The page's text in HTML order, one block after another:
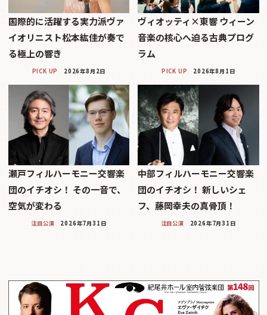
国際的に活躍する実力派ヴァ
イオリニスト松本紘佳が奏で
る極上の響き
PICK UP 2026年8月2日
ヴィオッティ×東響 ウィーン
音楽の核心へ迫る古典プログ
ラム
PICK UP 2026年8月1日
瀬戸フィルハーモニー交響楽
団のイチオシ！ その一音で、
空気が変わる
注目公演 2026年7月31日
中部フィルハーモニー交響楽
団のイチオシ！ 新しいシェ
フ、藤岡幸夫の真骨頂！
注目公演 2026年7月31日